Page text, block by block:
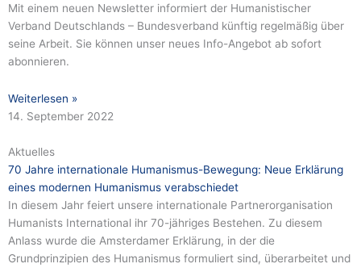
Mit einem neuen Newsletter informiert der Humanistischer
Verband Deutschlands – Bundesverband künftig regelmäßig über
seine Arbeit. Sie können unser neues Info-Angebot ab sofort
abonnieren.
Weiterlesen »
14. September 2022
Aktuelles
70 Jahre internationale Humanismus-Bewegung: Neue Erklärung
eines modernen Humanismus verabschiedet
In diesem Jahr feiert unsere internationale Partnerorganisation
Humanists International ihr 70-jähriges Bestehen. Zu diesem
Anlass wurde die Amsterdamer Erklärung, in der die
Grundprinzipien des Humanismus formuliert sind, überarbeitet und